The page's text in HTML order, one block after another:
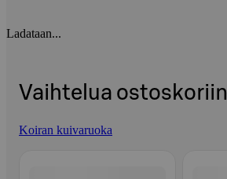
Ladataan...
Vaihtelua ostoskoriin
Koiran kuivaruoka